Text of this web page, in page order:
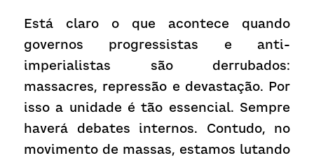
Está claro o que acontece quando
governos progressistas e anti-
imperialistas são derrubados:
massacres, repressão e devastação. Por
isso a unidade é tão essencial. Sempre
haverá debates internos. Contudo, no
movimento de massas, estamos lutando